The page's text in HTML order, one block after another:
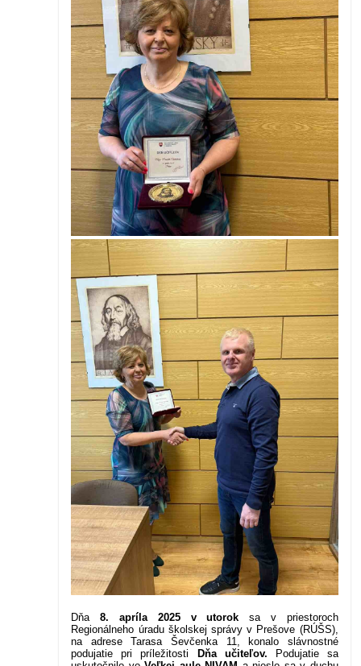
Dňa8. apríla 2025 v utorok sa v priestoroch
Regionálneho úradu školskej správy v Prešove (RÚŠS),
na adrese Tarasa Ševčenka 11, konalo slávnostné
podujatie pri príležitosti Dňa učiteľov. Podujatie sa